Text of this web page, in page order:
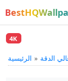
4K
الرئيسية الدقة